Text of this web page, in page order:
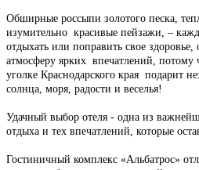
Обширные россыпи золотого песка,
изумительно красивые пейзажи, –
отдыхать или поправить свое здоровье,
атмосферу ярких впечатлений, потому
уголке Краснодарского края подарит
солнца, моря, радости и веселья!
Удачный выбор отеля - одна из
отдыха и тех впечатлений, которые
Гостиничный комплекс «Альбатрос»